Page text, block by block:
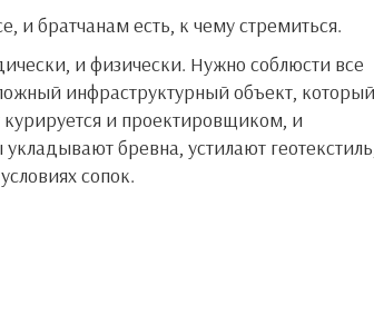
и братчанам есть, к чему стремиться.
инфраструктурный объект, который
и проектировщиком, и
бревна, устилают
сопок.